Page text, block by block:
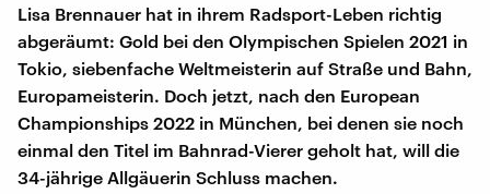
Lisa Brennauer hat in ihrem Radsport-Leben richtig
abgeräumt: Gold bei den Olympischen Spielen 2021 in
Tokio, siebenfache Weltmeisterin auf Straße und Bahn,
Europameisterin. Doch jetzt, nach den European
Championships 2022 in München, bei denen sie noch
einmal den Titel im Bahnrad-Vierer geholt hat, will die
34-jährige Allgäuerin Schluss machen.